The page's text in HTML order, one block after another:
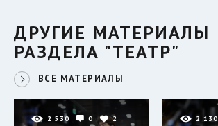
ДРУГИЕ МАТЕРИАЛЫ
РАЗДЕЛА "ТЕАТР"
ВСЕ МАТЕРИАЛЫ
2 530 0 2 2 130